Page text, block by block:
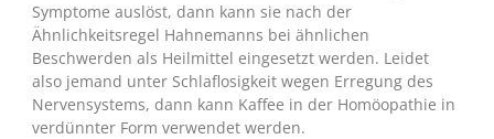
Symptome auslöst, dann kann sie nach der
Ähnlichkeitsregel Hahnemanns bei ähnlichen
Beschwerden als Heilmittel eingesetzt werden. Leidet
also jemand unter Schlaflosigkeit wegen Erregung des
Nervensystems, dann kann Kaffee in der Homöopathie in
verdünnter Form verwendet werden.